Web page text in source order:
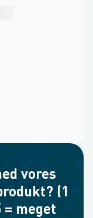
vores
(1
meget